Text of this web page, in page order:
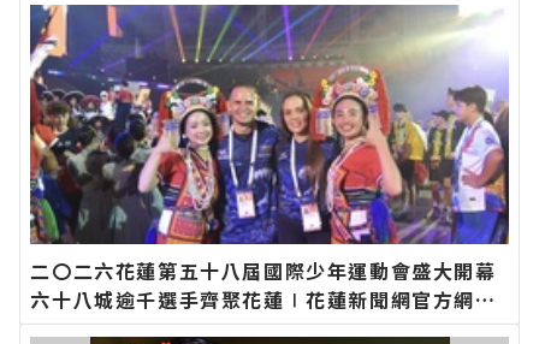
二〇二六花蓮第五十八屆國際少年運動會盛大開幕
六十八城逾千選手齊聚花蓮∣花蓮新聞網官方網站
各類新聞－最快速的今日新聞報導 最新的在地資